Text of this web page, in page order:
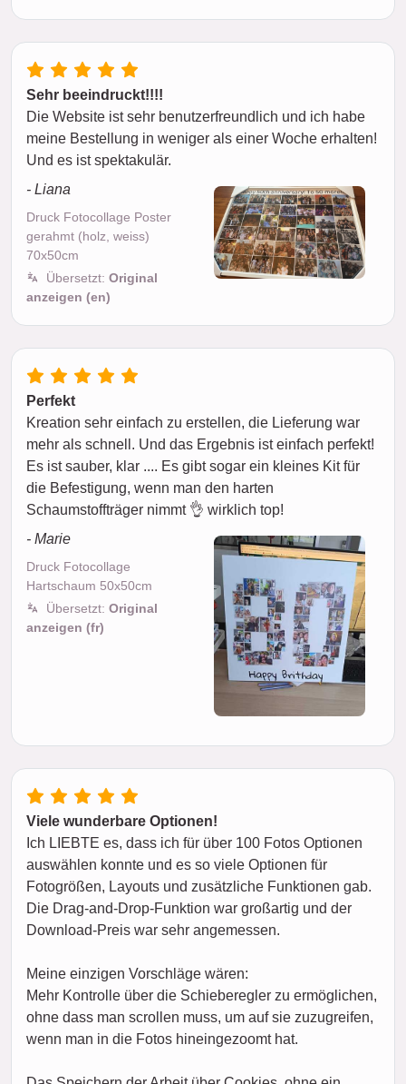
Sehr beeindruckt!!!!
Die Website ist sehr benutzerfreundlich und ich habe
meine Bestellung in weniger als einer Woche erhalten!
Und es ist spektakulär.
- Liana
Druck Fotocollage Poster
gerahmt (holz, weiss)
70x50cm
Übersetzt: Original
anzeigen (en)
Perfekt
Kreation sehr einfach zu erstellen, die Lieferung war
mehr als schnell. Und das Ergebnis ist einfach perfekt!
Es ist sauber, klar .... Es gibt sogar ein kleines Kit für
die Befestigung, wenn man den harten
Schaumstoffträger nimmt 👌 wirklich top!
- Marie
Druck Fotocollage
Hartschaum 50x50cm
Übersetzt: Original
anzeigen (fr)
Viele wunderbare Optionen!
Ich LIEBTE es, dass ich für über 100 Fotos Optionen
auswählen konnte und es so viele Optionen für
Fotogrößen, Layouts und zusätzliche Funktionen gab.
Die Drag-and-Drop-Funktion war großartig und der
Download-Preis war sehr angemessen.
Meine einzigen Vorschläge wären:
Mehr Kontrolle über die Schieberegler zu ermöglichen,
ohne dass man scrollen muss, um auf sie zuzugreifen,
wenn man in die Fotos hineingezoomt hat.